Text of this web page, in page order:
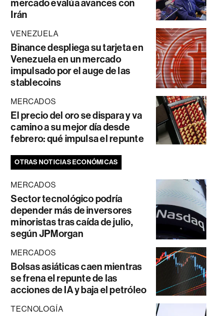
mercado evalúa avances con
Irán
VENEZUELA
Binance despliega su tarjeta en
Venezuela en un mercado
impulsado por el auge de las
stablecoins
MERCADOS
El precio del oro se dispara y va
camino a su mejor día desde
febrero: qué impulsa el repunte
OTRAS NOTICIAS ECONÓMICAS
MERCADOS
Sector tecnológico podría
depender más de inversores
minoristas tras caída de julio,
según JPMorgan
MERCADOS
Bolsas asiáticas caen mientras
se frena el repunte de las
acciones de IA y baja el petróleo
TECNOLOGÍA